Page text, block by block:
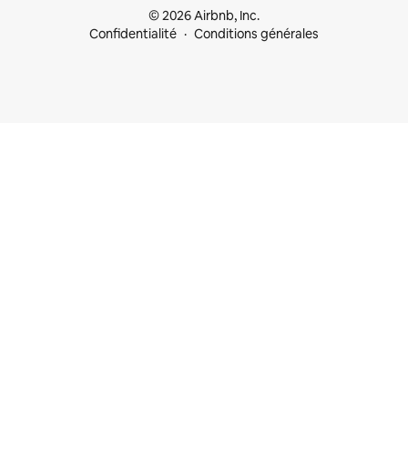
© 2026 Airbnb, Inc.
Confidentialité
Conditions générales